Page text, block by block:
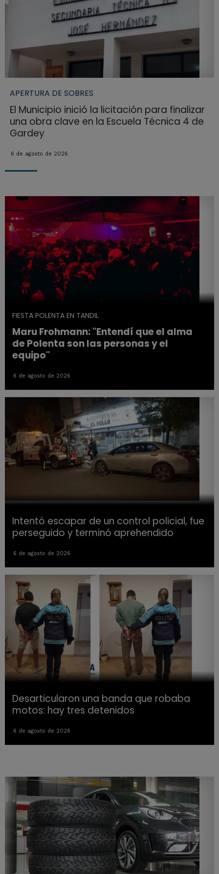
APERTURA DE SOBRES
El Municipio inició la licitación para finalizar
una obra clave en la Escuela Técnica 4 de
Gardey
6 de agosto de 2026
FIESTA POLENTA EN TANDIL
Maru Frohmann: "Entendí que el alma
de Polenta son las personas y el
equipo"
6 de agosto de 2026
Intentó escapar de un control policial, fue
perseguido y terminó aprehendido
6 de agosto de 2026
Desarticularon una banda que robaba
motos: hay tres detenidos
6 de agosto de 2026